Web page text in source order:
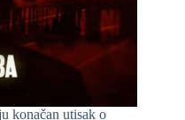
konačan utisak o